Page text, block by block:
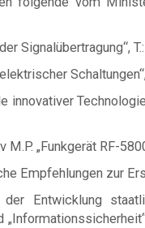
innovativer
M.P. „Funkgerät RF-
Empfehlungen zur
Entwicklung